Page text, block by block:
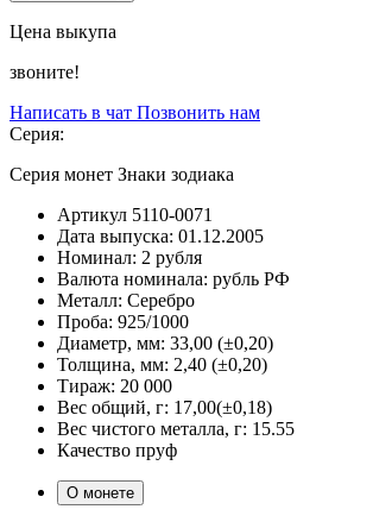
Цена выкупа
звоните!
Написать в чат Позвонить нам
Серия:
Серия монет Знаки зодиака
Артикул 5110-0071
Дата выпуска: 01.12.2005
Номинал: 2 рубля
Валюта номинала: рубль РФ
Металл: Серебро
Проба: 925/1000
Диаметр, мм: 33,00 (±0,20)
Толщина, мм: 2,40 (±0,20)
Тираж: 20 000
Вес общий, г: 17,00(±0,18)
Вес чистого металла, г: 15.55
Качество пруф
О монете